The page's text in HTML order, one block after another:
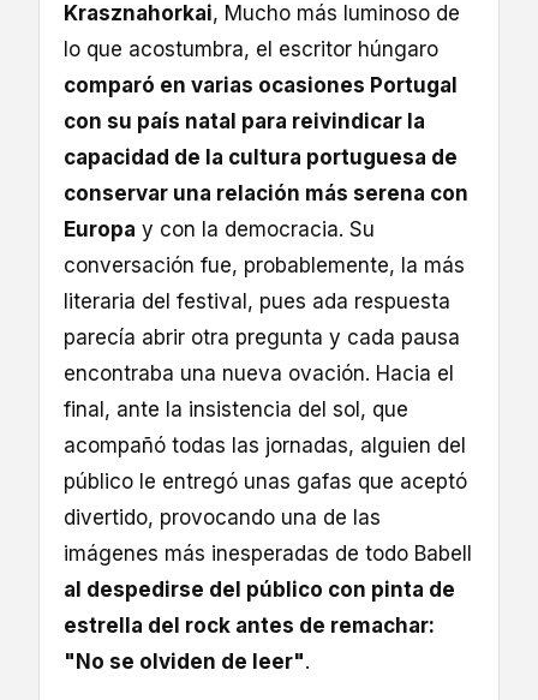
Krasznahorkai, Mucho más luminoso de
lo que acostumbra, el escritor húngaro
comparó en varias ocasiones Portugal
con su país natal para reivindicar la
capacidad de la cultura portuguesa de
conservar una relación más serena con
Europa y con la democracia. Su
conversación fue, probablemente, la más
literaria del festival, pues ada respuesta
parecía abrir otra pregunta y cada pausa
encontraba una nueva ovación. Hacia el
final, ante la insistencia del sol, que
acompañó todas las jornadas, alguien del
público le entregó unas gafas que aceptó
divertido, provocando una de las
imágenes más inesperadas de todo Babell
al despedirse del público con pinta de
estrella del rock antes de remachar:
"No se olviden de leer".